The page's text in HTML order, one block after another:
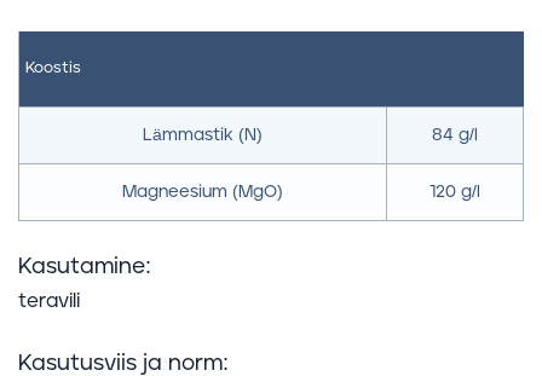
Koostis
Lämmastik (N) 84 g/l
Magneesium (MgO) 120 g/l
Kasutamine:
teravili
Kasutusviis ja norm: